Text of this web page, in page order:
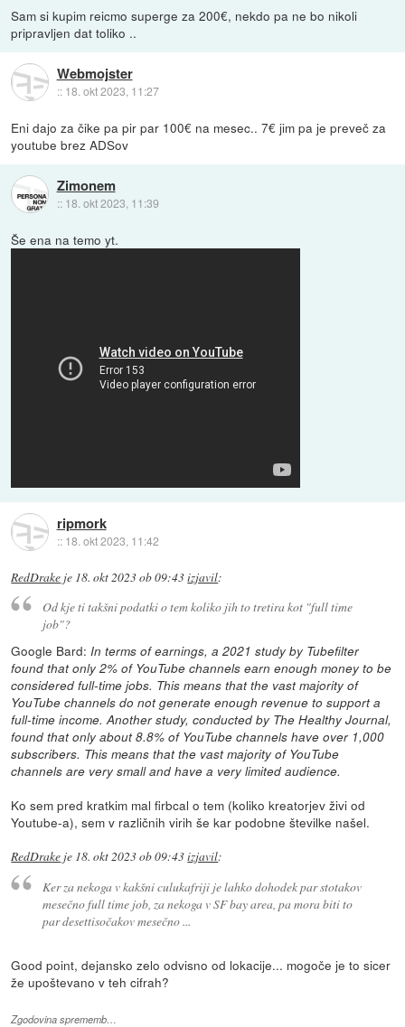
Sam si kupim reicmo superge za 200€, nekdo pa ne bo nikoli
pripravljen dat toliko ..
Webmojster
:: 18. okt 2023, 11:27
Eni dajo za čike pa pir par 100€ na mesec.. 7€ jim pa je preveč za
youtube brez ADSov
Zimonem
:: 18. okt 2023, 11:39
Še ena na temo yt.
ripmork
:: 18. okt 2023, 11:42
RedDrake je 18. okt 2023 ob 09:43izjavil:
Od kje ti takšni podatki o tem koliko jih to tretira kot "full time
job"?
Google Bard:In terms of earnings, a 2021 study by Tubefilter
found that only 2% of YouTube channels earn enough money to be
considered full-time jobs. This means that the vast majority of
YouTube channels do not generate enough revenue to support a
full-time income. Another study, conducted by The Healthy Journal,
found that only about 8.8% of YouTube channels have over 1,000
subscribers. This means that the vast majority of YouTube
channels are very small and have a very limited audience.
Ko sem pred kratkim mal firbcal o tem (koliko kreatorjev živi od
Youtube-a), sem v različnih virih še kar podobne številke našel.
RedDrake je 18. okt 2023 ob 09:43izjavil:
Ker za nekoga v kakšni culukafriji je lahko dohodek par stotakov
mesečno full time job, za nekoga v SF bay area, pa mora biti to
par desettisočakov mesečno ...
Good point, dejansko zelo odvisno od lokacije... mogoče je to sicer
že upoštevano v teh cifrah?
Zgodovina sprememb…